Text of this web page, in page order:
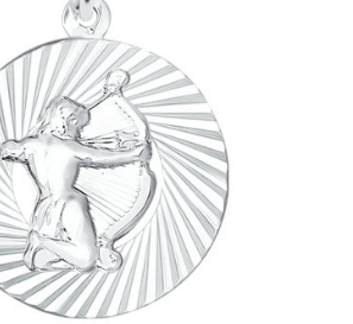
регистрации